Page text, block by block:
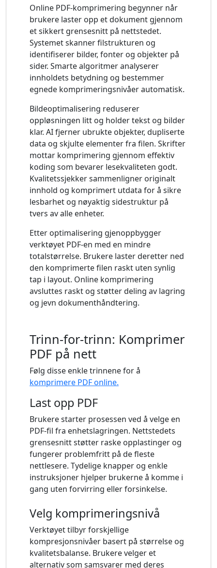
Online PDF-komprimering begynner når
brukere laster opp et dokument gjennom
et sikkert grensesnitt på nettstedet.
Systemet skanner filstrukturen og
identifiserer bilder, fonter og objekter på
sider. Smarte algoritmer analyserer
innholdets betydning og bestemmer
egnede komprimeringsnivåer automatisk.
Bildeoptimalisering reduserer
oppløsningen litt og holder tekst og bilder
klar. AI fjerner ubrukte objekter, dupliserte
data og skjulte elementer fra filen. Skrifter
mottar komprimering gjennom effektiv
koding som bevarer lesekvaliteten godt.
Kvalitetssjekker sammenligner originalt
innhold og komprimert utdata for å sikre
lesbarhet og nøyaktig sidestruktur på
tvers av alle enheter.
Etter optimalisering gjenoppbygger
verktøyet PDF-en med en mindre
totalstørrelse. Brukere laster deretter ned
den komprimerte filen raskt uten synlig
tap i layout. Online komprimering
avsluttes raskt og støtter deling av lagring
og jevn dokumenthåndtering.
Trinn-for-trinn: Komprimer
PDF på nett
Følg disse enkle trinnene for å
komprimere PDF online.
Last opp PDF
Brukere starter prosessen ved å velge en
PDF-fil fra enhetslagringen. Nettstedets
grensesnitt støtter raske opplastinger og
fungerer problemfritt på de fleste
nettlesere. Tydelige knapper og enkle
instruksjoner hjelper brukerne å komme i
gang uten forvirring eller forsinkelse.
Velg komprimeringsnivå
Verktøyet tilbyr forskjellige
kompresjonsnivåer basert på størrelse og
kvalitetsbalanse. Brukere velger et
alternativ som samsvarer med deres